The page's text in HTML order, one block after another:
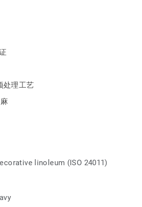
处理工艺
linoleum (ISO 24011)